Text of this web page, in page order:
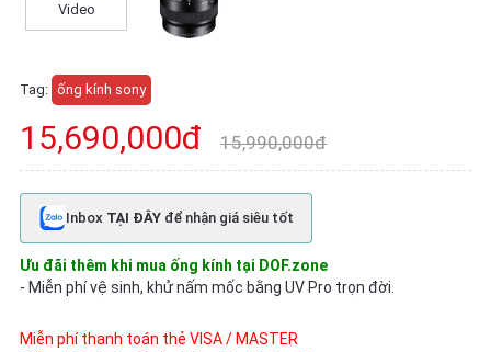
Video
Tag: ống kính sony
15,690,000đ 15,990,000đ
Inbox TẠI ĐÂY để nhận giá siêu tốt
Ưu đãi thêm khi mua ống kính tại DOF.zone
- Miễn phí vệ sinh, khử nấm mốc bằng UV Pro trọn đời.
Miễn phí thanh toán thẻ VISA / MASTER